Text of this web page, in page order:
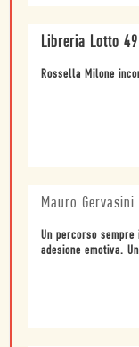
Libreria Lotto 49
Rossella Milone
Mauro Gervasini
Un percorso sempre
adesione emotiva.